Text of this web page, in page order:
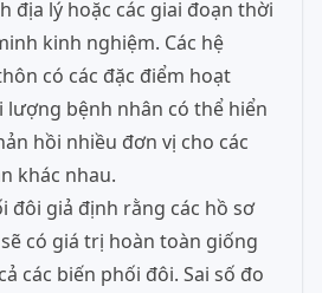
địa lý hoặc các giai đoạn thời
kinh nghiệm. Các hệ
có các đặc điểm hoạt
lượng bệnh nhân có thể hiển
hồi nhiều đơn vị cho các
khác nhau.
đôi giả định rằng các hồ sơ
có giá trị hoàn toàn giống
các biến phối đôi. Sai số đo